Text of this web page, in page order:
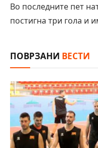
Во последните пет
постигна три гола и
ПОВРЗАНИ ВЕСТИ